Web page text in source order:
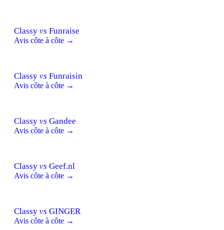
Classy vs Funraise
Avis côte à côte →
Classy vs Funraisin
Avis côte à côte →
Classy vs Gandee
Avis côte à côte →
Classy vs Geef.nl
Avis côte à côte →
Classy vs GINGER
Avis côte à côte →